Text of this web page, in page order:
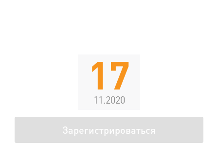
17
11.2020
Зарегистрироваться